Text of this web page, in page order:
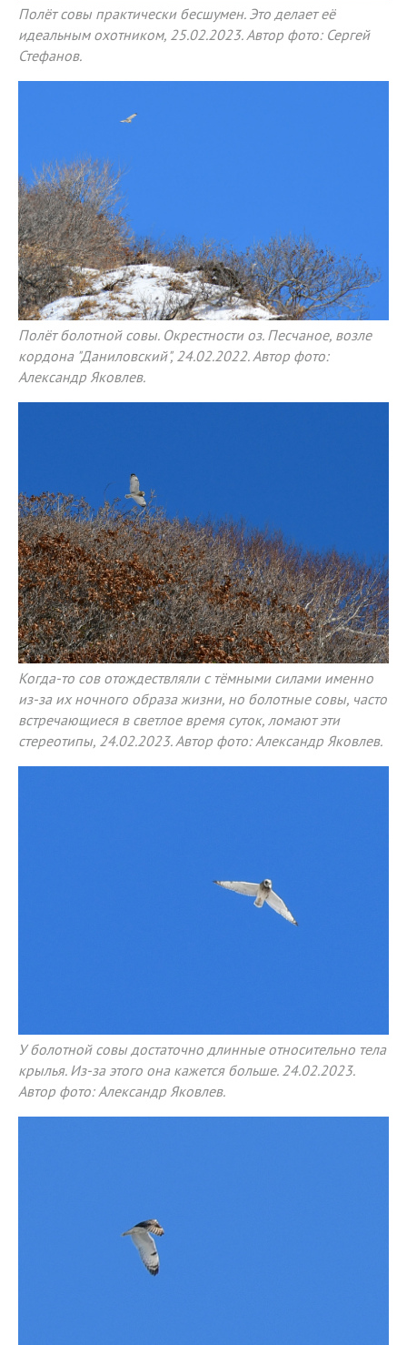
Полёт совы практически бесшумен. Это делает её
идеальным охотником, 25.02.2023. Автор фото: Сергей
Стефанов.
Полёт болотной совы. Окрестности оз. Песчаное, возле
кордона "Даниловский", 24.02.2022. Автор фото:
Александр Яковлев.
Когда-то сов отождествляли с тёмными силами именно
из-за их ночного образа жизни, но болотные совы, часто
встречающиеся в светлое время суток, ломают эти
стереотипы, 24.02.2023. Автор фото: Александр Яковлев.
У болотной совы достаточно длинные относительно тела
крылья. Из-за этого она кажется больше. 24.02.2023.
Автор фото: Александр Яковлев.